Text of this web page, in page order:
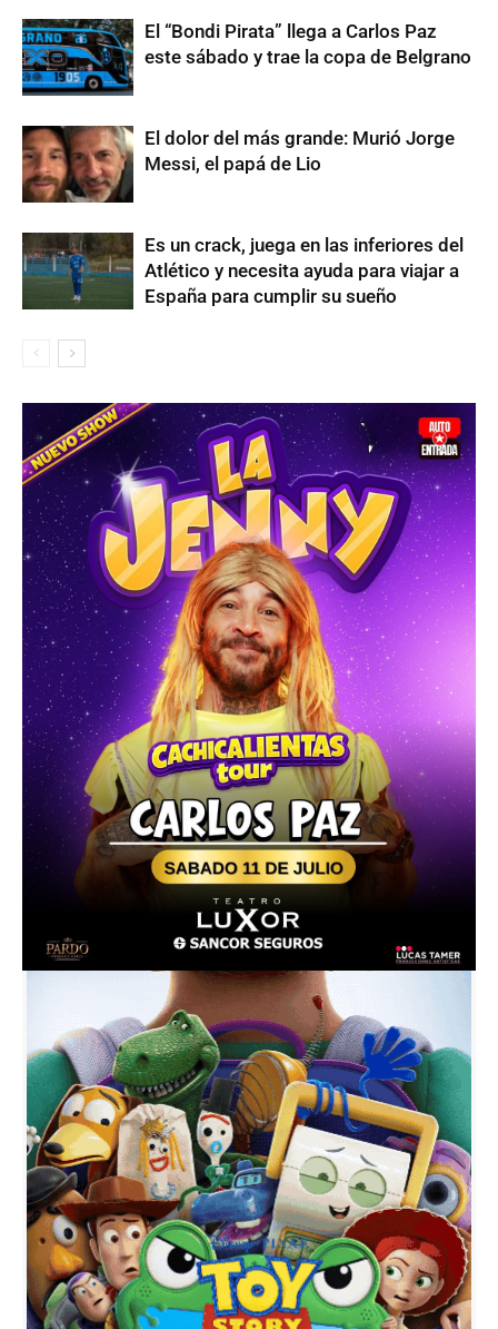
El “Bondi Pirata” llega a Carlos Paz
este sábado y trae la copa de Belgrano
El dolor del más grande: Murió Jorge
Messi, el papá de Lio
Es un crack, juega en las inferiores del
Atlético y necesita ayuda para viajar a
España para cumplir su sueño